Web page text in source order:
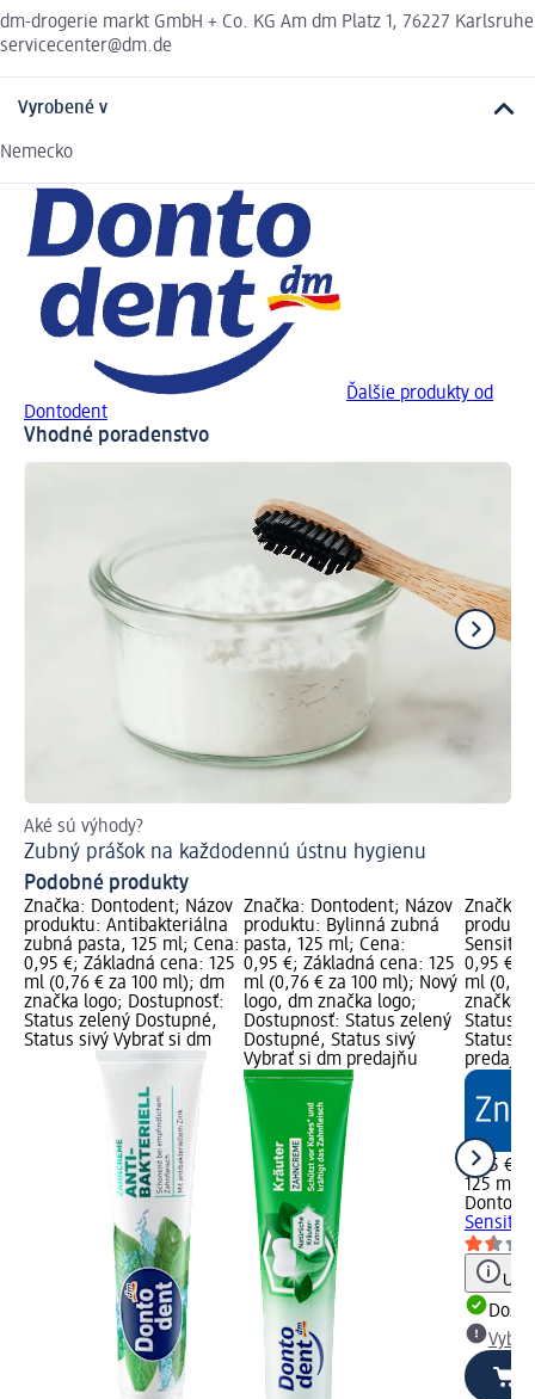
dm-drogerie markt GmbH + Co. KG Am dm Platz 1, 76227 Karlsruhe
servicecenter@dm.de
Vyrobené v
Nemecko
Ďalšie produkty od
Dontodent
Vhodné poradenstvo
Aké sú výhody?
Zubný prášok na každodennú ústnu hygienu
Podobné produkty
Značka: Dontodent; Názov
produktu: Antibakteriálna
zubná pasta, 125 ml; Cena:
0,95 €; Základná cena: 125
ml (0,76 € za 100 ml); dm
značka logo; Dostupnosť:
Status zelený Dostupné,
Status sivý Vybrať si dm
Značka: Dontodent; Názov
produktu: Bylinná zubná
pasta, 125 ml; Cena:
0,95 €; Základná cena: 125
ml (0,76 € za 100 ml); Nový
logo, dm značka logo;
Dostupnosť: Status zelený
Dostupné, Status sivý
Vybrať si dm predajňu
Značka:
0,95 €;
ml (0,76
značka
Status
Status
predajňu
0,95 €
125 ml